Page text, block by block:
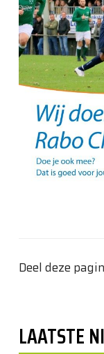
Deel deze
LAATSTE